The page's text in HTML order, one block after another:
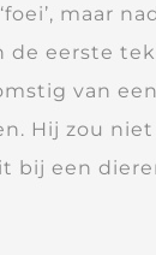
maar
de eerste
van
Hij zou
bij een